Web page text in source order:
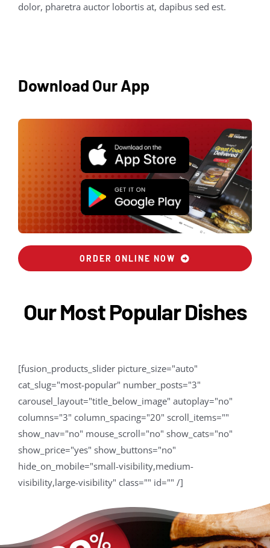
dolor, pharetra auctor lobortis at, dapibus sed est.
Download Our App
ORDER ONLINE NOW
Our Most Popular Dishes
[fusion_products_slider picture_size="auto"
cat_slug="most-popular" number_posts="3"
carousel_layout="title_below_image" autoplay="no"
columns="3" column_spacing="20" scroll_items=""
show_nav="no" mouse_scroll="no" show_cats="no"
show_price="yes" show_buttons="no"
hide_on_mobile="small-visibility,medium-
visibility,large-visibility" class="" id="" /]